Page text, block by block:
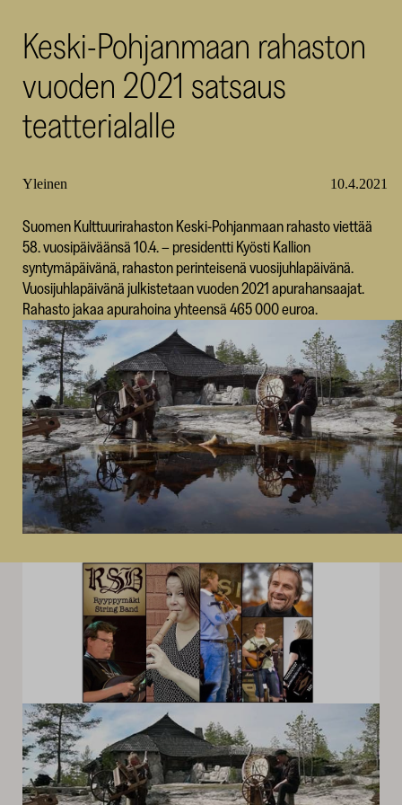
Keski-Pohjanmaan rahaston
vuoden 2021 satsaus
teatterialalle
Yleinen 10.4.2021
Suomen Kulttuurirahaston Keski-Pohjanmaan rahasto viettää
58. vuosipäiväänsä 10.4. – presidentti Kyösti Kallion
syntymäpäivänä, rahaston perinteisenä vuosijuhlapäivänä.
Vuosijuhlapäivänä julkistetaan vuoden 2021 apurahansaajat.
Rahasto jakaa apurahoina yhteensä 465 000 euroa.